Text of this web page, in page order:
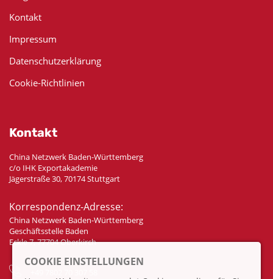
Kontakt
Impressum
Datenschutzerklärung
Cookie-Richtlinien
Kontakt
China Netzwerk Baden-Württemberg
c/o IHK Exportakademie
Jägerstraße 30, 70174 Stuttgart
Korrespondenz-Adresse:
China Netzwerk Baden-Württemberg
Geschäftsstelle Baden
Eckle 7, 77704 Oberkirch
COOKIE EINSTELLUNGEN